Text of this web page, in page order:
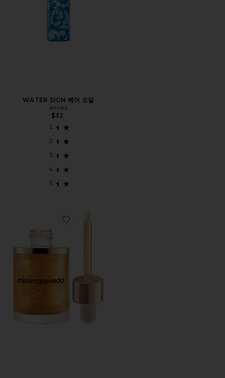
WATER SIGN 헤어 오일
amika
$32
Favorite SUBLIME GOLD 헤어 오일